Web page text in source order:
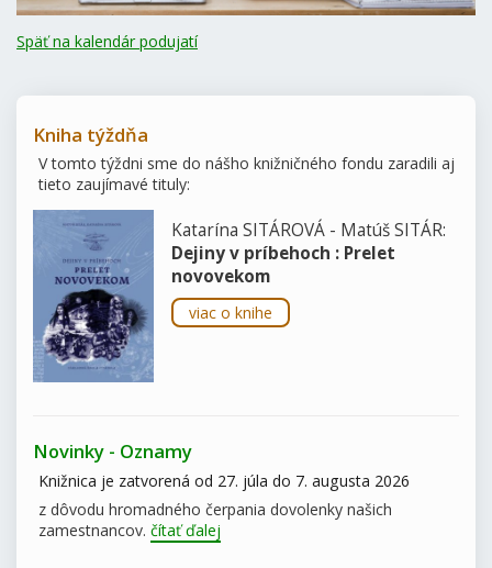
Späť na kalendár podujatí
Kniha týždňa
V tomto týždni sme do nášho knižničného fondu zaradili aj
tieto zaujímavé tituly:
Katarína SITÁROVÁ - Matúš SITÁR:
Dejiny v príbehoch : Prelet
novovekom
viac o knihe
Novinky - Oznamy
Knižnica je zatvorená od 27. júla do 7. augusta 2026
z dôvodu hromadného čerpania dovolenky našich
zamestnancov. čítať ďalej